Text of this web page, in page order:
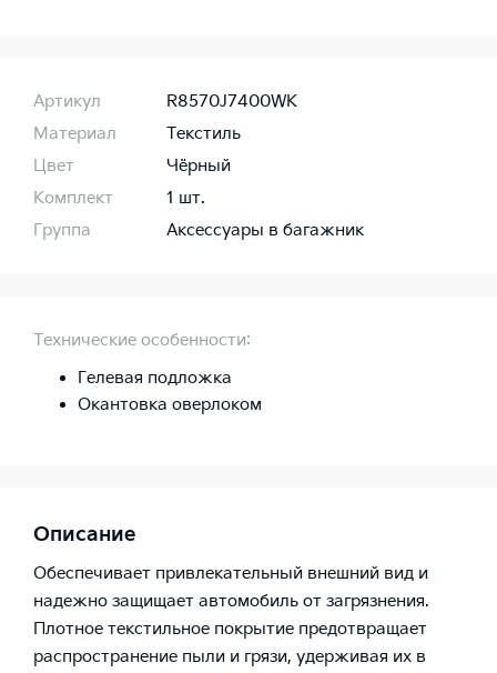
Артикул
R8570J7400WK
Материал
Текстиль
Цвет
Чёрный
Комплект
1 шт.
Группа
Аксессуары в багажник
Технические особенности:
Гелевая подложка
Окантовка оверлоком
Описание
Обеспечивает привлекательный внешний вид и
надежно защищает автомобиль от загрязнения.
Плотное текстильное покрытие предотвращает
распространение пыли и грязи, удерживая их в